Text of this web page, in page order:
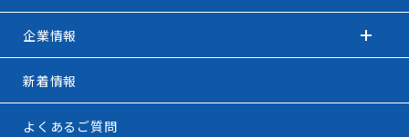
新着情報
よくあるご質問
企業情報